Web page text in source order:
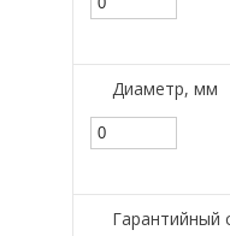
Диаметр, мм
Гарантийный